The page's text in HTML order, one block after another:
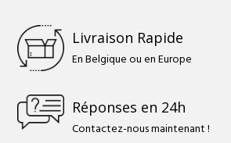
Livraison Rapide
En Belgique ou en Europe
Réponses en 24h
Contactez-nous maintenant !